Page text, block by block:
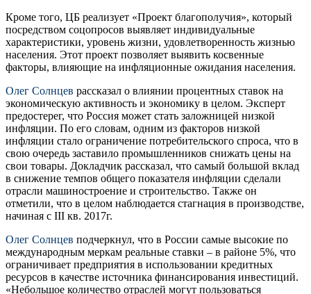
Кроме того, ЦБ реализует «Проект благополучия», который
посредством соцопросов выявляет индивидуальные
характеристики, уровень жизни, удовлетворенность жизнью
населения. Этот проект позволяет выявить косвенные
факторы, влияющие на инфляционные ожидания населения.
Олег Солнцев рассказал о влиянии процентных ставок на
экономическую активность и экономику в целом. Эксперт
предостерег, что Россия может стать заложницей низкой
инфляции. По его словам, одним из факторов низкой
инфляции стало ограничение потребительского спроса, что в
свою очередь заставило промышленников снижать цены на
свои товары. Докладчик рассказал, что самый большой вклад
в снижение темпов общего показателя инфляции сделали
отрасли машиностроение и строительство. Также он
отметили, что в целом наблюдается стагнация в производстве,
начиная с III кв. 2017г.
Олег Солнцев подчеркнул, что в России самые высокие по
международным меркам реальные ставки – в районе 5%, что
ограничивает предприятия в использовании кредитных
ресурсов в качестве источника финансирования инвестиций.
«Небольшое количество отраслей могут пользоваться